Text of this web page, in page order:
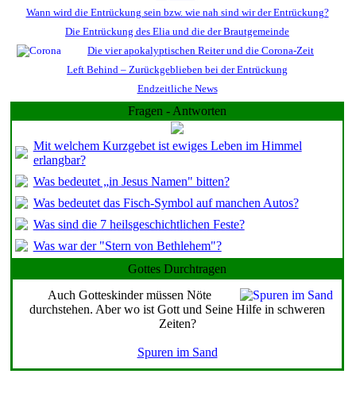
Wann wird die Entrückung sein bzw. wie nah sind wir der Entrückung?
Die Entrückung des Elia und die der Brautgemeinde
Die vier apokalyptischen Reiter und die Corona-Zeit
Left Behind – Zurückgeblieben bei der Entrückung
Endzeitliche News
Fragen - Antworten
Mit welchem Kurzgebet ist ewiges Leben im Himmel
erlangbar?
Was bedeutet „in Jesus Namen" bitten?
Was bedeutet das Fisch-Symbol auf manchen Autos?
Was sind die 7 heilsgeschichtlichen Feste?
Was war der "Stern von Bethlehem"?
Gottes Durchtragen
Auch Gotteskinder müssen Nöte
durchstehen. Aber wo ist Gott und Seine Hilfe in schweren
Zeiten?
Spuren im Sand